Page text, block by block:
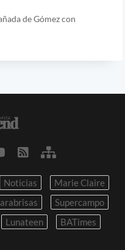
de Gómez con
Noticias
Marie Claire
Supercampo
Lunateen BATimes